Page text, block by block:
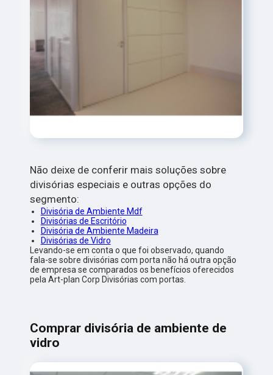
Não deixe de conferir mais soluções sobre
divisórias especiais e outras opções do
segmento:
Divisória de Ambiente Mdf
Divisórias de Escritório
Divisória de Ambiente Madeira
Divisórias de Vidro
Levando-se em conta o que foi observado, quando
fala-se sobre divisórias com porta não há outra opção
de empresa se comparados os benefícios oferecidos
pela Art-plan Corp Divisórias com portas.
Comprar divisória de ambiente de
vidro